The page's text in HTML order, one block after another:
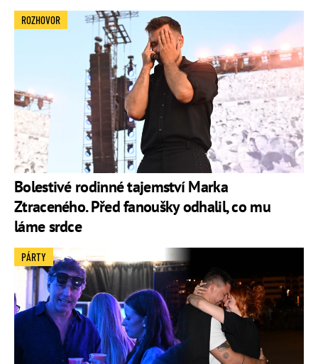
Bolestivé rodinné tajemství Marka
Ztraceného. Před fanoušky odhalil, co mu
láme srdce
ROZHOVOR
PÁRTY